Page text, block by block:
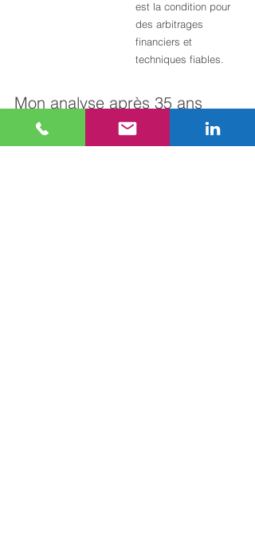
est la condition pour
des arbitrages
financiers et
techniques fiables.
Mon analyse après 35 ans
d’opérations immobilières